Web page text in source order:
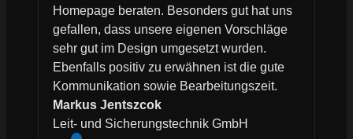
Homepage beraten. Besonders gut hat uns
gefallen, dass unsere eigenen Vorschläge
sehr gut im Design umgesetzt wurden.
Ebenfalls positiv zu erwähnen ist die gute
Kommunikation sowie Bearbeitungszeit.
Markus Jentszcok
Leit- und Sicherungstechnik GmbH